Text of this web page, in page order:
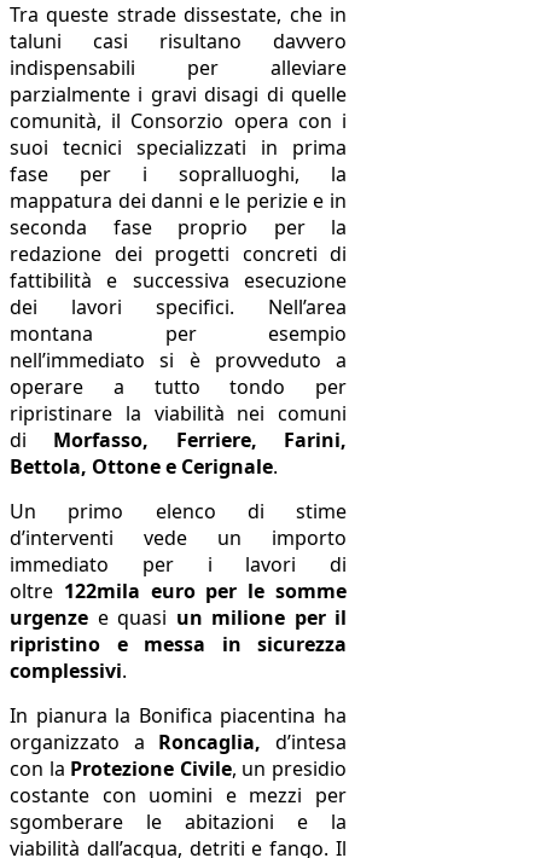
Tra queste strade dissestate, che in
taluni casi risultano davvero
indispensabili per alleviare
parzialmente i gravi disagi di quelle
comunità, il Consorzio opera con i
suoi tecnici specializzati in prima
fase per i sopralluoghi, la
mappatura dei danni e le perizie e in
seconda fase proprio per la
redazione dei progetti concreti di
fattibilità e successiva esecuzione
dei lavori specifici. Nell’area
montana per esempio
nell’immediato si è provveduto a
operare a tutto tondo per
ripristinare la viabilità nei comuni
di Morfasso, Ferriere, Farini,
Bettola, Ottone e Cerignale.
Un primo elenco di stime
d’interventi vede un importo
immediato per i lavori di
oltre 122mila euro per le somme
urgenze e quasi un milione per il
ripristino e messa in sicurezza
complessivi.
In pianura la Bonifica piacentina ha
organizzato a Roncaglia,d’intesa
con la Protezione Civile, un presidio
costante con uomini e mezzi per
sgomberare le abitazioni e la
viabilità dall’acqua, detriti e fango. Il